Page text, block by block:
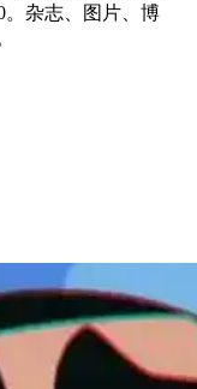
。杂志、图片、博